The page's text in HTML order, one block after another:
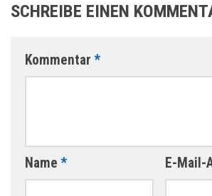
SCHREIBE EINEN
Kommentar *
Name * E-Mail-